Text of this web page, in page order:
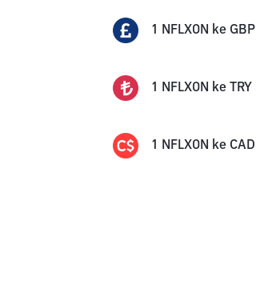
1 NFLXON ke GBP
1 NFLXON ke TRY
1 NFLXON ke CAD